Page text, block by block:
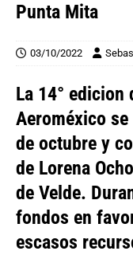
Punta Mita
03/10/2022
La 14° edicion
Aeroméxico
de octubre y
de Lorena
de Velde.
fondos en
escasos